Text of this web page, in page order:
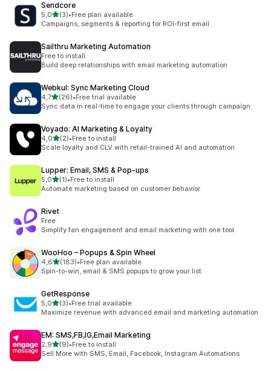
Sendcore
5,0z 5 hvězd
(3)
Celkový počet recenzí: 3
•Free plan available
Campaigns, segments & reporting for ROI-first email
Sailthru Marketing Automation
Free to install
Build deep relationships with email marketing automation
Webkul: Sync Marketing Cloud
4,7z 5 hvězd
(26)
Celkový počet recenzí: 26
•Free trial available
Sync data in real-time to engage your clients through campaign
Voyado: AI Marketing & Loyalty
4,0z 5 hvězd
(2)
Celkový počet recenzí: 2
•Free to install
Scale loyalty and CLV with retail-trained AI and automation
Lupper: Email, SMS & Pop‑ups
5,0z 5 hvězd
(1)
Celkový počet recenzí: 1
•Free to install
Automate marketing based on customer behavior
Rivet
Free
Simplify fan engagement and email marketing with one tool
WooHoo – Popups & Spin Wheel
4,6z 5 hvězd
(183)
Celkový počet recenzí: 183
•Free plan available
Spin-to-win, email & SMS popups to grow your list.
GetResponse
5,0z 5 hvězd
(3)
Celkový počet recenzí: 3
•Free trial available
Maximize revenue with advanced email and marketing automation
EM: SMS,FB,IG,Email Marketing
2,9z 5 hvězd
(9)
Celkový počet recenzí: 9
•Free to install
Sell More with SMS, Email, Facebook, Instagram Automations